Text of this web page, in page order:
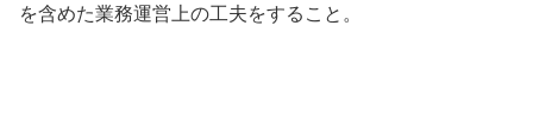
を含めた業務運営上の工夫をすること。